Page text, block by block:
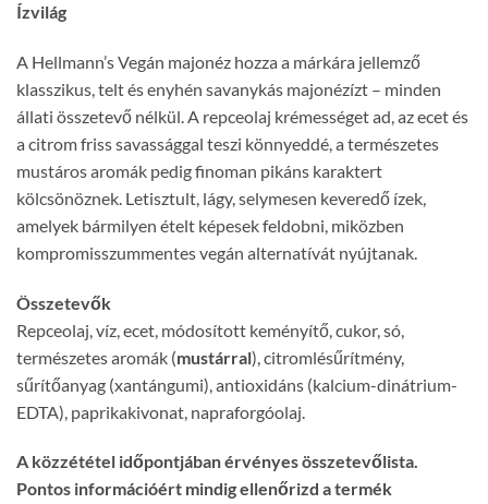
Ízvilág
A Hellmann’s Vegán majonéz hozza a márkára jellemző
klasszikus, telt és enyhén savanykás majonézízt – minden
állati összetevő nélkül. A repceolaj krémességet ad, az ecet és
a citrom friss savassággal teszi könnyeddé, a természetes
mustáros aromák pedig finoman pikáns karaktert
kölcsönöznek. Letisztult, lágy, selymesen keveredő ízek,
amelyek bármilyen ételt képesek feldobni, miközben
kompromisszummentes vegán alternatívát nyújtanak.
Összetevők
Repceolaj, víz, ecet, módosított keményítő, cukor, só,
természetes aromák (mustárral), citromlésűrítmény,
sűrítőanyag (xantángumi), antioxidáns (kalcium-dinátrium-
EDTA), paprikakivonat, napraforgóolaj.
A közzététel időpontjában érvényes összetevőlista.
Pontos információért mindig ellenőrizd a termék